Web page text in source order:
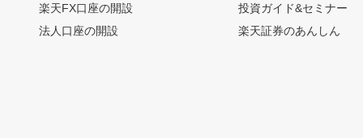
楽天FX口座の開設
法人口座の開設
投資ガイド&セミナー
楽天証券のあんしん